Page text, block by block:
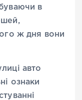
в
ж дня вони
авто
ознаки